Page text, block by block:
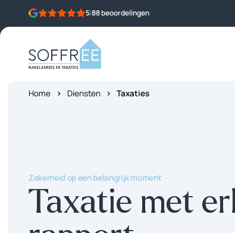
Skip to content 5|88 beoordelingen
Home Diensten Taxaties
Zekerheid op een belangrijk moment
Taxatie met